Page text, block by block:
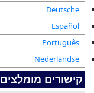
Deutsche
Español
Português
Nederlandse
קישורים מומלצים